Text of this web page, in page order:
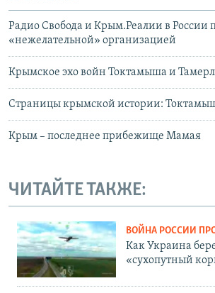
Радио Свобода и Крым.Реалии в России
«нежелательной» организацией
Крымское эхо войн Токтамыша и
Страницы крымской истории:
Крым – последнее прибежище Мамая
ЧИТАЙТЕ ТАКЖЕ:
ВОЙНА РОССИИ
Как Украина
«сухопутный